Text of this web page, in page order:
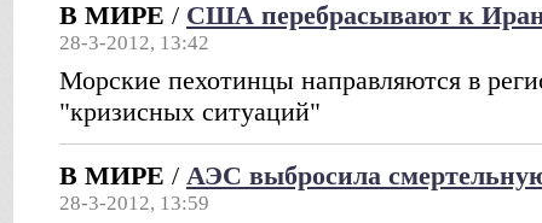
В МИРЕ / США перебрасывают к
28-3-2012, 13:42
Морские пехотинцы направляются в
"кризисных ситуаций"
В МИРЕ / АЭС выбросила
28-3-2012, 13:59